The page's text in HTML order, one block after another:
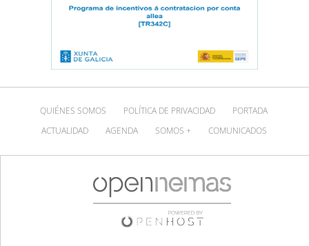
QUIÉNES SOMOS POLÍTICA DE PRIVACIDAD
PORTADA
ACTUALIDAD
AGENDA SOMOS + COMUNICADOS